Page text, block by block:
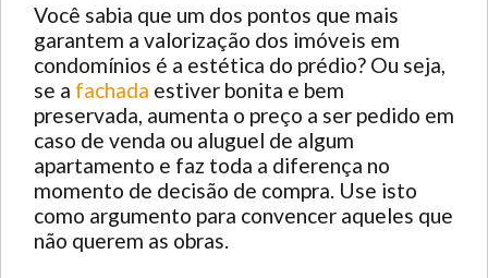
Você sabia que um dos pontos que mais
garantem a valorização dos imóveis em
condomínios é a estética do prédio? Ou seja,
se a fachada estiver bonita e bem
preservada, aumenta o preço a ser pedido em
caso de venda ou aluguel de algum
apartamento e faz toda a diferença no
momento de decisão de compra. Use isto
como argumento para convencer aqueles que
não querem as obras.